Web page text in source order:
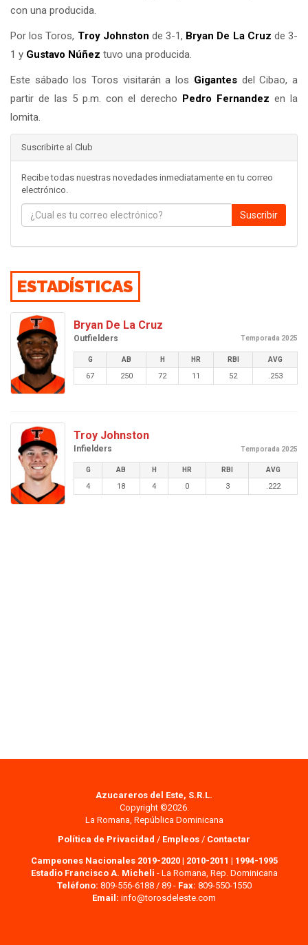
con una producida.
Por los Toros, Troy Johnston de 3-1, Bryan De La Cruz de 3-
1 y Gustavo Núñez tuvo una producida.
Este sábado los Toros visitarán a los Gigantesdel Cibao, a
partir de las 5 p.m. con el derecho
Pedro Fernandez en la
lomita.
Suscribirte al Club
Recibe todas nuestras novedades inmediatamente en tu correo
electrónico.
Suscribir
ESTADÍSTICAS
Bryan De La Cruz
Outfielders Temporada 2025
G AB H HR RBI AVG
67 250 72 11 52 .253
Troy Johnston
Infielders Temporada 2025
G AB H HR RBI AVG
4 18 4 0 3 .222
Azucareros del Este, S.R.L.
Copyright ©2026.
La Romana, República Dominicana
Política de Privacidad / Empleos / Contactar
Campeones Nacionales 2019-2020| 2010-2011 | 1994-1995
Estadio Francisco A. Micheli - La Romana, Rep. Dominicana
Teléfono: 809-556-6188 / 89 - Fax: 809-550-1550
Email: info@torosdeleste.com